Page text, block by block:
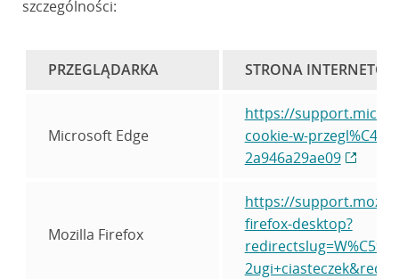
szczególności:
PRZEGLĄDARKA STRONA
Microsoft Edge
https://
cookie-w-
2a946a29ae09
Mozilla Firefox
https://
firefox-desktop?